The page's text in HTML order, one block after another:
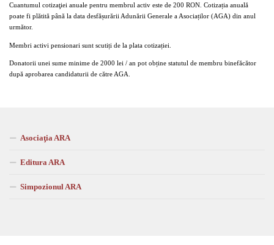
Cuantumul cotizaţiei anuale pentru membrul activ este de 200 RON. Cotizația anuală
poate fi plătită până la data desfășurării Adunării Generale a Asociaților (AGA) din anul
următor.
Membri activi pensionari sunt scutiți de la plata cotizației.
Donatorii unei sume minime de 2000 lei / an pot obține statutul de membru binefăcător
după aprobarea candidaturii de către AGA.
Asociaţia ARA
Editura ARA
Simpozionul ARA